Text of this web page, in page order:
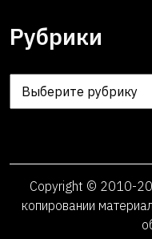
Рубрики
Рубрики
Copyright © 2010-
копировании